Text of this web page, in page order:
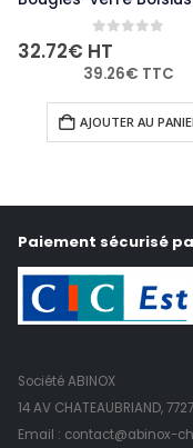
0out of 5
32.72€ HT
39.26€ TTC
AJOUTER AU
Paiement sécurisé
Société ABINOX
14 AV CHATEAUBRIAND,
Email : contact@abinox-